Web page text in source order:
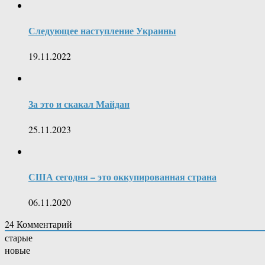
Следующее наступление Украины
19.11.2022
За это и скакал Майдан
25.11.2023
США сегодня – это оккупированная страна
06.11.2020
24Комментарий
старые
новые